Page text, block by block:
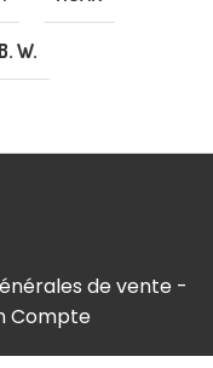
W.
de vente
Compte